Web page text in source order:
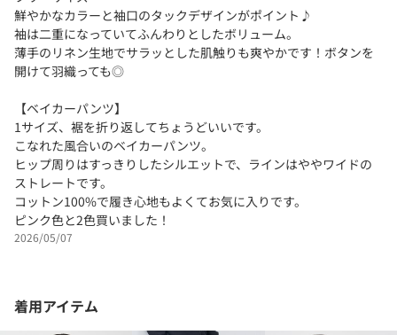
鮮やかなカラーと袖口のタックデザインがポイント♪
袖は二重になっていてふんわりとしたボリューム。
薄手のリネン生地でサラッとした肌触りも爽やかです！ボタンを
開けて羽織っても◎
【ベイカーパンツ】
1サイズ、裾を折り返してちょうどいいです。
こなれた風合いのベイカーパンツ。
ヒップ周りはすっきりしたシルエットで、ラインはややワイドの
ストレートです。
コットン100%で履き心地もよくてお気に入りです。
ピンク色と2色買いました！
2026/05/07
着用アイテム